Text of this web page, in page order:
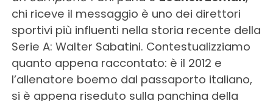
chi riceve il messaggio è uno dei direttori
sportivi più influenti nella storia recente della
Serie A: Walter Sabatini. Contestualizziamo
quanto appena raccontato: è il 2012 e
l’allenatore boemo dal passaporto italiano,
si è appena riseduto sulla panchina della